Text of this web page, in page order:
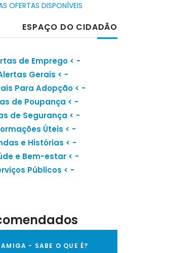
OFERTAS DISPONÍVEIS
ESPAÇO DO CIDADÃO
de Emprego< -
Gerais < -
Para Adopção < -
de Poupança < -
de Segurança < -
Úteis < -
e Histórias < -
e Bem-estar< -
Públicos < -
- SABE O QUE É?